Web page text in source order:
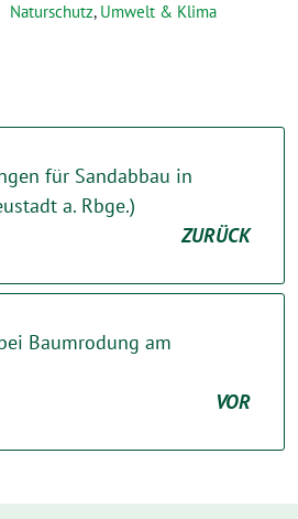
Naturschutz, Umwelt & Klima
für Sandabbau in
a. Rbge.)
ZURÜCK
Baumrodung am
VOR